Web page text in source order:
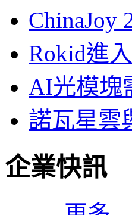
ChinaJoy
Rokid進
AI光模塊
諾瓦星雲
企業快訊